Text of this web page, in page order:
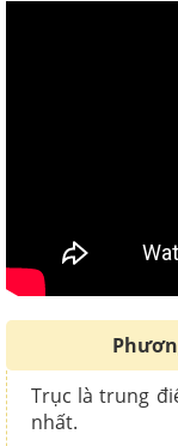
Trục là trung
nhất.